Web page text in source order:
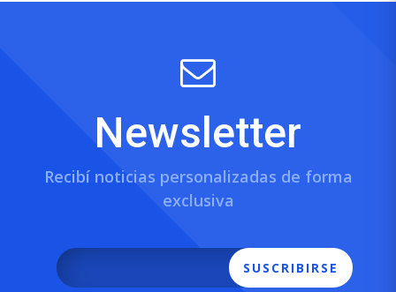
Newsletter
Recibí noticias personalizadas de forma
exclusiva
SUSCRIBIRSE